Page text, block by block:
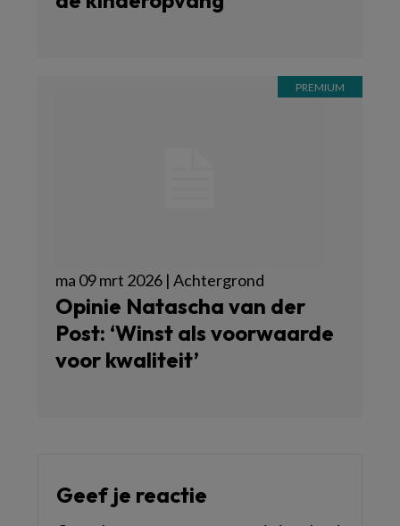
ma 09 mrt 2026 | Achtergrond
Opinie Natascha van der
Post: ‘Winst als voorwaarde
voor kwaliteit’
Geef je reactie